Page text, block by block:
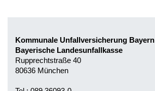
Kommunale Unfallversicherung Bayern
Bayerische Landesunfallkasse
Rupprechtstraße 40
80636 München